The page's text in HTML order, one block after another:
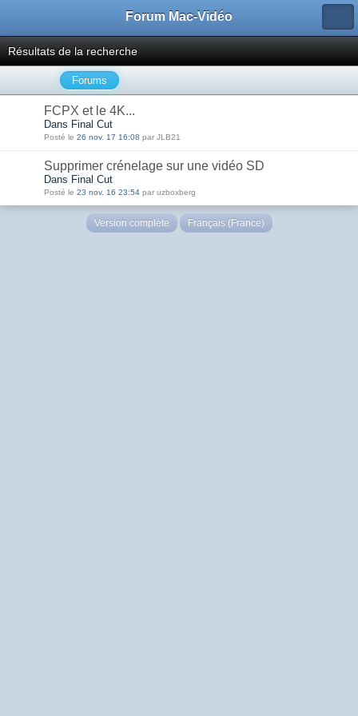
Forum Mac-Vidéo
Résultats de la recherche
Forums
FCPX et le 4K...
Dans Final Cut
Posté le 26 nov. 17 16:08 par JLB21
Supprimer crénelage sur une vidéo SD
Dans Final Cut
Posté le 23 nov. 16 23:54 par uzboxberg
Version complète Français (France)